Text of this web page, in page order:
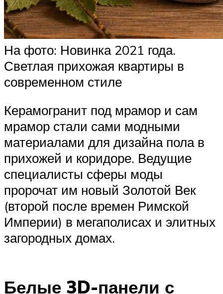
На фото: Новинка 2021 года.
Светлая прихожая квартиры в
современном стиле
Керамогранит под мрамор и сам
мрамор стали сами модными
материалами для дизайна пола в
прихожей и коридоре. Ведущие
специалисты сферы моды
пророчат им новый Золотой Век
(второй после времен Римской
Империи) в мегаполисах и элитных
загородных домах.
Белые 3D-панели с